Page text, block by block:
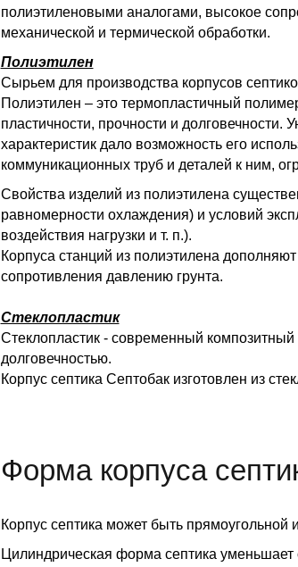
полиэтиленовыми аналогами, высокое
механической и термической обработки.
Полиэтилен
Сырьем для производства корпусов
Полиэтилен – это термопластичный
пластичности, прочности и
характеристик дало возможность его
коммуникационных труб и деталей к ним,
Свойства изделий из полиэтилена
равномерности охлаждения) и условий
воздействия нагрузки и т. п.).
Корпуса станций из полиэтилена
сопротивления давлению грунта.
Стеклопластик
Стеклопластик - современный
долговечностью.
Корпус септика Септобак изготовлен из
Форма корпуса
Корпус септика может быть
Цилиндрическая форма септика уменьшает